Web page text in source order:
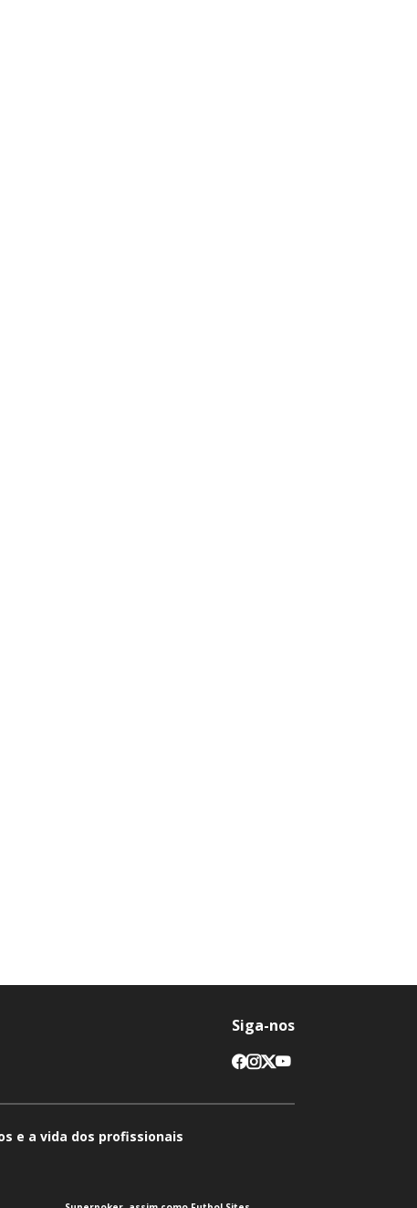
Siga-nos
e a vida dos profissionais